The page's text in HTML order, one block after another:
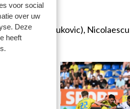
voor social
over uw
Deze
heeft
vol voor."
(67. Lukovic), Nicolaescu